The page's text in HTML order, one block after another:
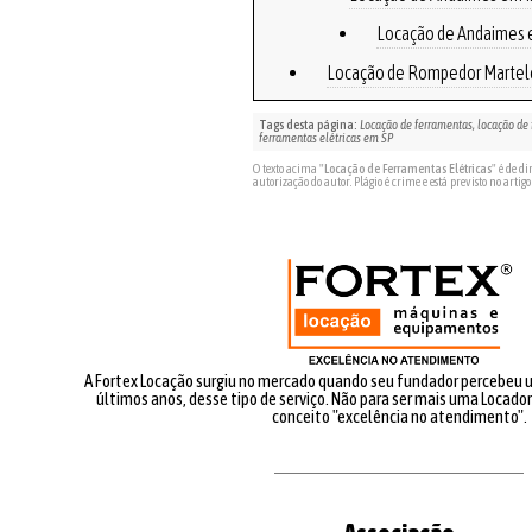
Locação de Andaimes
Locação de Rompedor
Locação de Martelete
Locação de Martelete Rompedor
Locação
Locação de Martelete
Tags desta página: Locação de ferramentas, locação
ferramentas elétricas em SP
O texto acima " Locação de Ferramentas Elétricas" é de
autorização do autor. Plágio é crime e está previsto no artigo
A Fortex Locação surgiu no mercado quando seu fundador percebeu
últimos anos, desse tipo de serviço. Não para ser mais uma
conceito "excelência no atendimento".